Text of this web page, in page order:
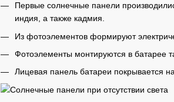
Первые солнечные панели
индия, а также кадмия.
Из фотоэлементов формируют
Фотоэлементы монтируются в батарее
Лицевая панель батареи покрывается